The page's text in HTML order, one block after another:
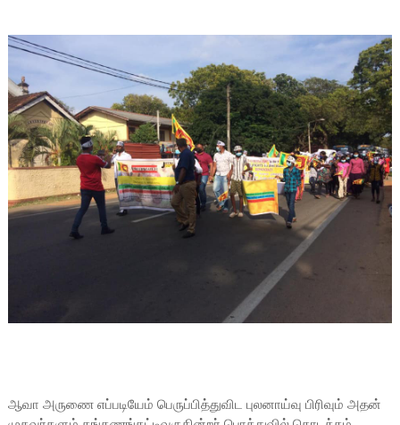
ஆவா அருணை எப்படியேம் பெருப்பித்துவிட புலனாய்வு பிரிவும் அதன்